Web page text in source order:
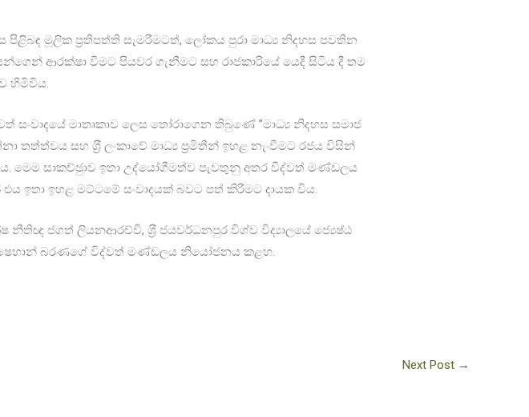
මූලික ප‍්‍රතිපත්ති සැමරීමටත්, ලෝකය පුරා මාධ්‍ය නිදහස පවතින
ආරක්ෂා වීමට පියවර ගැනීමට සහ රාජකාරියේ යෙදී සිටිය දී තම
හිමිවිය.
සංවාදයේ මාතෘකාව ලෙස තෝරාගෙන තිබුණේ ”මාධ්‍ය නිදහස සමාජ
තත්ත්වය සහ ශ‍්‍රී ලංකාවේ මාධ්‍ය ප‍්‍රමිතීන් ඉහළ නැංවීමට රජය විසින්
මෙම සාකච්ඡුාව ඉතා උද්යෝගීමත්ව පැවතුනු අතර විද්වත් මණ්ඩලය
ඉහළ මට්ටමේ සංවාදයක් බවට පත් කිරීමට දායක විය.
නීතිඥ ජගත් ලියනආරච්චි, ශ‍්‍රී ජයවර්ධනපුර විශ්ව විද්‍යාලයේ ජ්‍යෙෂ්ඨ
ෂෙහාන් බරණගේ විද්වත් මණ්ඩලය නියෝජනය කළහ.
Next Post →